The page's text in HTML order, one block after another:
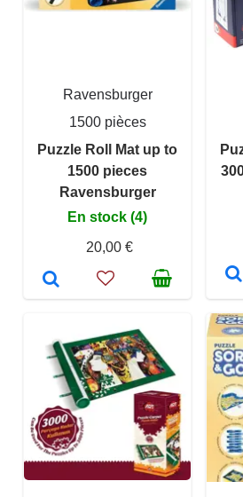
Ravensburger
1500 pièces
Puzzle Roll Mat up to
1500 pieces
Ravensburger
En stock (4)
20,00 €